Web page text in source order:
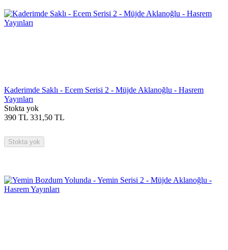
Kaderimde Saklı - Ecem Serisi 2 - Müjde Aklanoğlu - Hasrem
Yayınları
Stokta yok
390 TL 331,50 TL
Stokta yok